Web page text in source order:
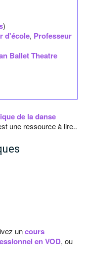
)
d'école, Professeur
Ballet Theatre
de la danse
une ressource à lire..
uncours
en VOD, ou